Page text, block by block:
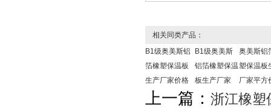
相关同类产品：
B1级奥美斯铝
箔橡塑保温板
生产厂家价格
B1级奥美斯
铝箔橡塑保温
板生产厂家
奥美斯铝
塑保温板
厂家平方
上一篇： 浙江橡塑